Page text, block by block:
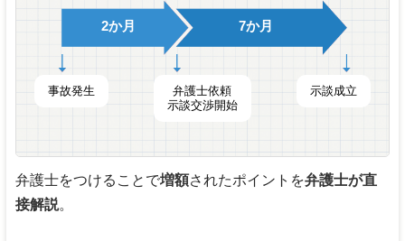
2か月 7か月
事故発生
弁護士依頼
示談交渉開始
示談成立
弁護士をつけることで増額されたポイントを弁護士が直
接解説。